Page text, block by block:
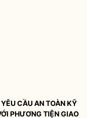
CẦU AN TOÀN KỸ
PHƯƠNG TIỆN GIAO